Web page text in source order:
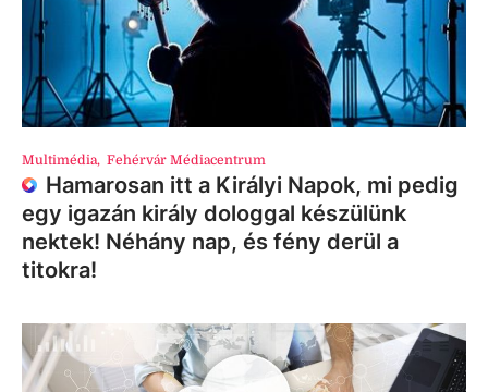
Multimédia, Fehérvár Médiacentrum
Hamarosan itt a Királyi Napok, mi pedig
egy igazán király dologgal készülünk
nektek! Néhány nap, és fény derül a
titokra!